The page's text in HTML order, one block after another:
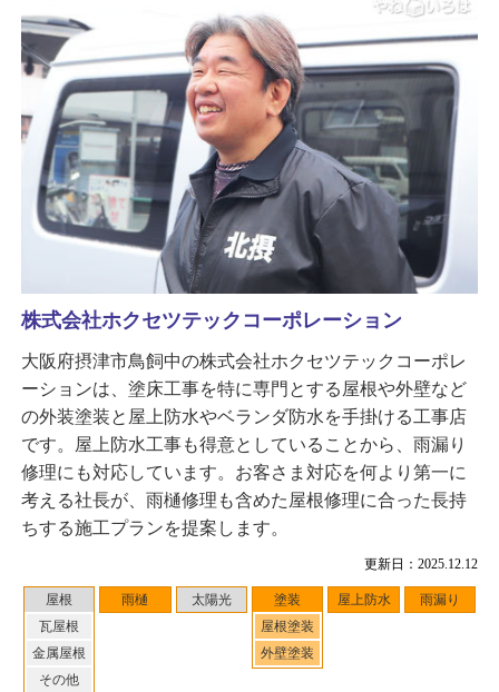
更新日：2025.12.12
屋根
瓦屋根
金属屋根
その他
雨樋 太陽光
塗装
屋根塗装
外壁塗装
屋上防水 雨漏り
株式会社ホクセツテックコーポレーション
大阪府摂津市鳥飼中の株式会社ホクセツテックコーポレ
ーションは、塗床工事を特に専門とする屋根や外壁など
の外装塗装と屋上防水やベランダ防水を手掛ける工事店
です。屋上防水工事も得意としていることから、雨漏り
修理にも対応しています。お客さま対応を何より第一に
考える社長が、雨樋修理も含めた屋根修理に合った長持
ちする施工プランを提案します。